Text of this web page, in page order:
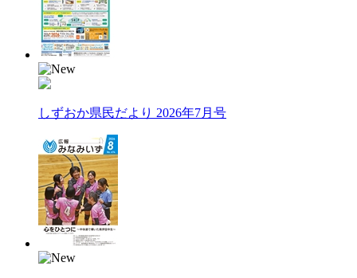
しずおか県民だより 2026年7月号